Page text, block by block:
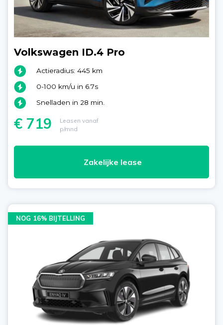
Volkswagen ID.4 Pro
Actieradius: 445 km
0-100 km/u in 6.7s
Snelladen in 28 min.
€ 719
Leasen vanaf
p/mnd
Zakelijke lease
NOG 16% BIJTELLING